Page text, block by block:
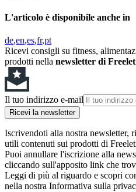
L'articolo è disponibile anche in
de en es fr pt
Ricevi consigli su fitness,
prodotti nella newsletter di
Il tuo indirizzo e-mail
Ricevi la newsletter
Iscrivendoti alla nostra newsletter,
utili contenuti sui prodotti di
Puoi annullare l'iscrizione alla
cliccando sull'apposito link che
Leggi di più al riguardo e scopri
nella nostra Informativa sulla